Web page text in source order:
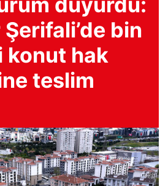
bin
konut hak
teslim